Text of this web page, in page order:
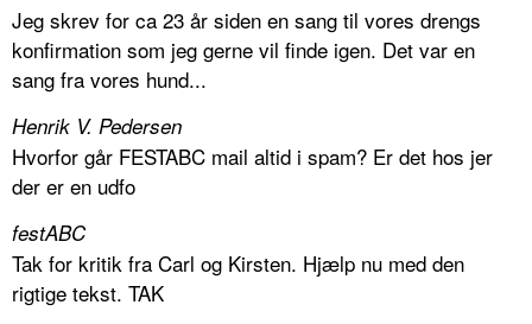
Jeg skrev for ca 23 år siden en sang til vores drengs
konfirmation som jeg gerne vil finde igen. Det var en
sang fra vores hund...
Henrik V. Pedersen
Hvorfor går FESTABC mail altid i spam? Er det hos jer
der er en udfo
festABC
Tak for kritik fra Carl og Kirsten. Hjælp nu med den
rigtige tekst. TAK